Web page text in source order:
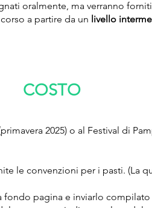
oralmente, ma verranno
a partire da un livello
COSTO
2025) o al Festival di
le convenzioni per i pasti. (La
fondo pagina e inviarlo compilato